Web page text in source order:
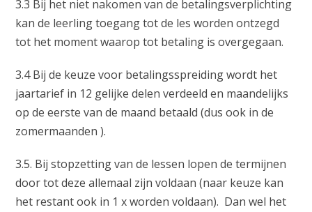
3.3 Bij het niet nakomen van de betalingsverplichting
kan de leerling toegang tot de les worden ontzegd
tot het moment waarop tot betaling is overgegaan.
3.4 Bij de keuze voor betalingsspreiding wordt het
jaartarief in 12 gelijke delen verdeeld en maandelijks
op de eerste van de maand betaald (dus ook in de
zomermaanden ).
3.5. Bij stopzetting van de lessen lopen de termijnen
door tot deze allemaal zijn voldaan (naar keuze kan
het restant ook in 1 x worden voldaan). Dan wel het